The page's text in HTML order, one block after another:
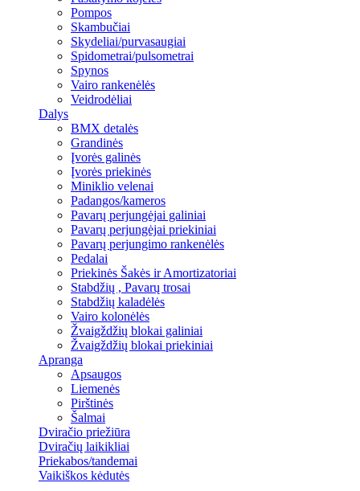
Pompos
Skambučiai
Skydeliai/purvasaugiai
Spidometrai/pulsometrai
Spynos
Vairo rankenėlės
Veidrodėliai
Dalys
BMX detalės
Grandinės
Įvorės galinės
Įvorės priekinės
Miniklio velenai
Padangos/kameros
Pavarų perjungėjai galiniai
Pavarų perjungėjai priekiniai
Pavarų perjungimo rankenėlės
Pedalai
Priekinės Šakės ir Amortizatoriai
Stabdžių , Pavarų trosai
Stabdžių kaladėlės
Vairo kolonėlės
Žvaigždžių blokai galiniai
Žvaigždžių blokai priekiniai
Apranga
Apsaugos
Liemenės
Pirštinės
Šalmai
Dviračio priežiūra
Dviračių laikikliai
Priekabos/tandemai
Vaikiškos kėdutės